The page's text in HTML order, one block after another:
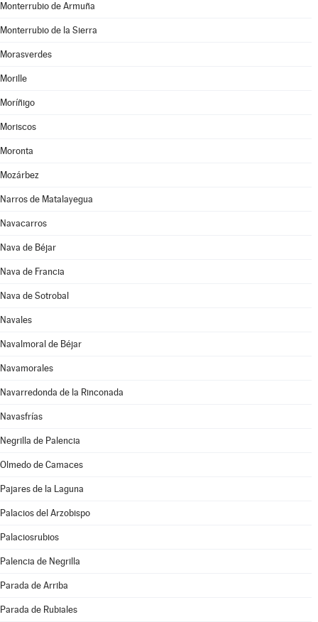
Monterrubio de Armuña
Monterrubio de la Sierra
Morasverdes
Morille
Moríñigo
Moriscos
Moronta
Mozárbez
Narros de Matalayegua
Navacarros
Nava de Béjar
Nava de Francia
Nava de Sotrobal
Navales
Navalmoral de Béjar
Navamorales
Navarredonda de la Rinconada
Navasfrías
Negrilla de Palencia
Olmedo de Camaces
Pajares de la Laguna
Palacios del Arzobispo
Palaciosrubios
Palencia de Negrilla
Parada de Arriba
Parada de Rubiales